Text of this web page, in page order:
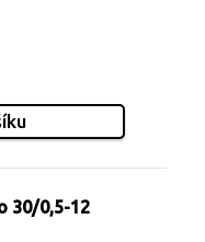
30/0,5-12